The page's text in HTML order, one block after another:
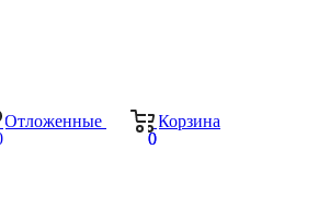
Отложенные
Корзина
0
0